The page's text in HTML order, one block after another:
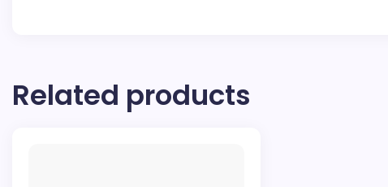
Related products